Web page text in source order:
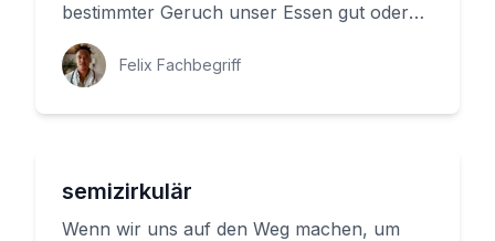
bestimmter Geruch unser Essen gut oder
schlecht sein lässt, gibt es auch ein...
Felix Fachbegriff
semizirkulär
Wenn wir uns auf den Weg machen, um